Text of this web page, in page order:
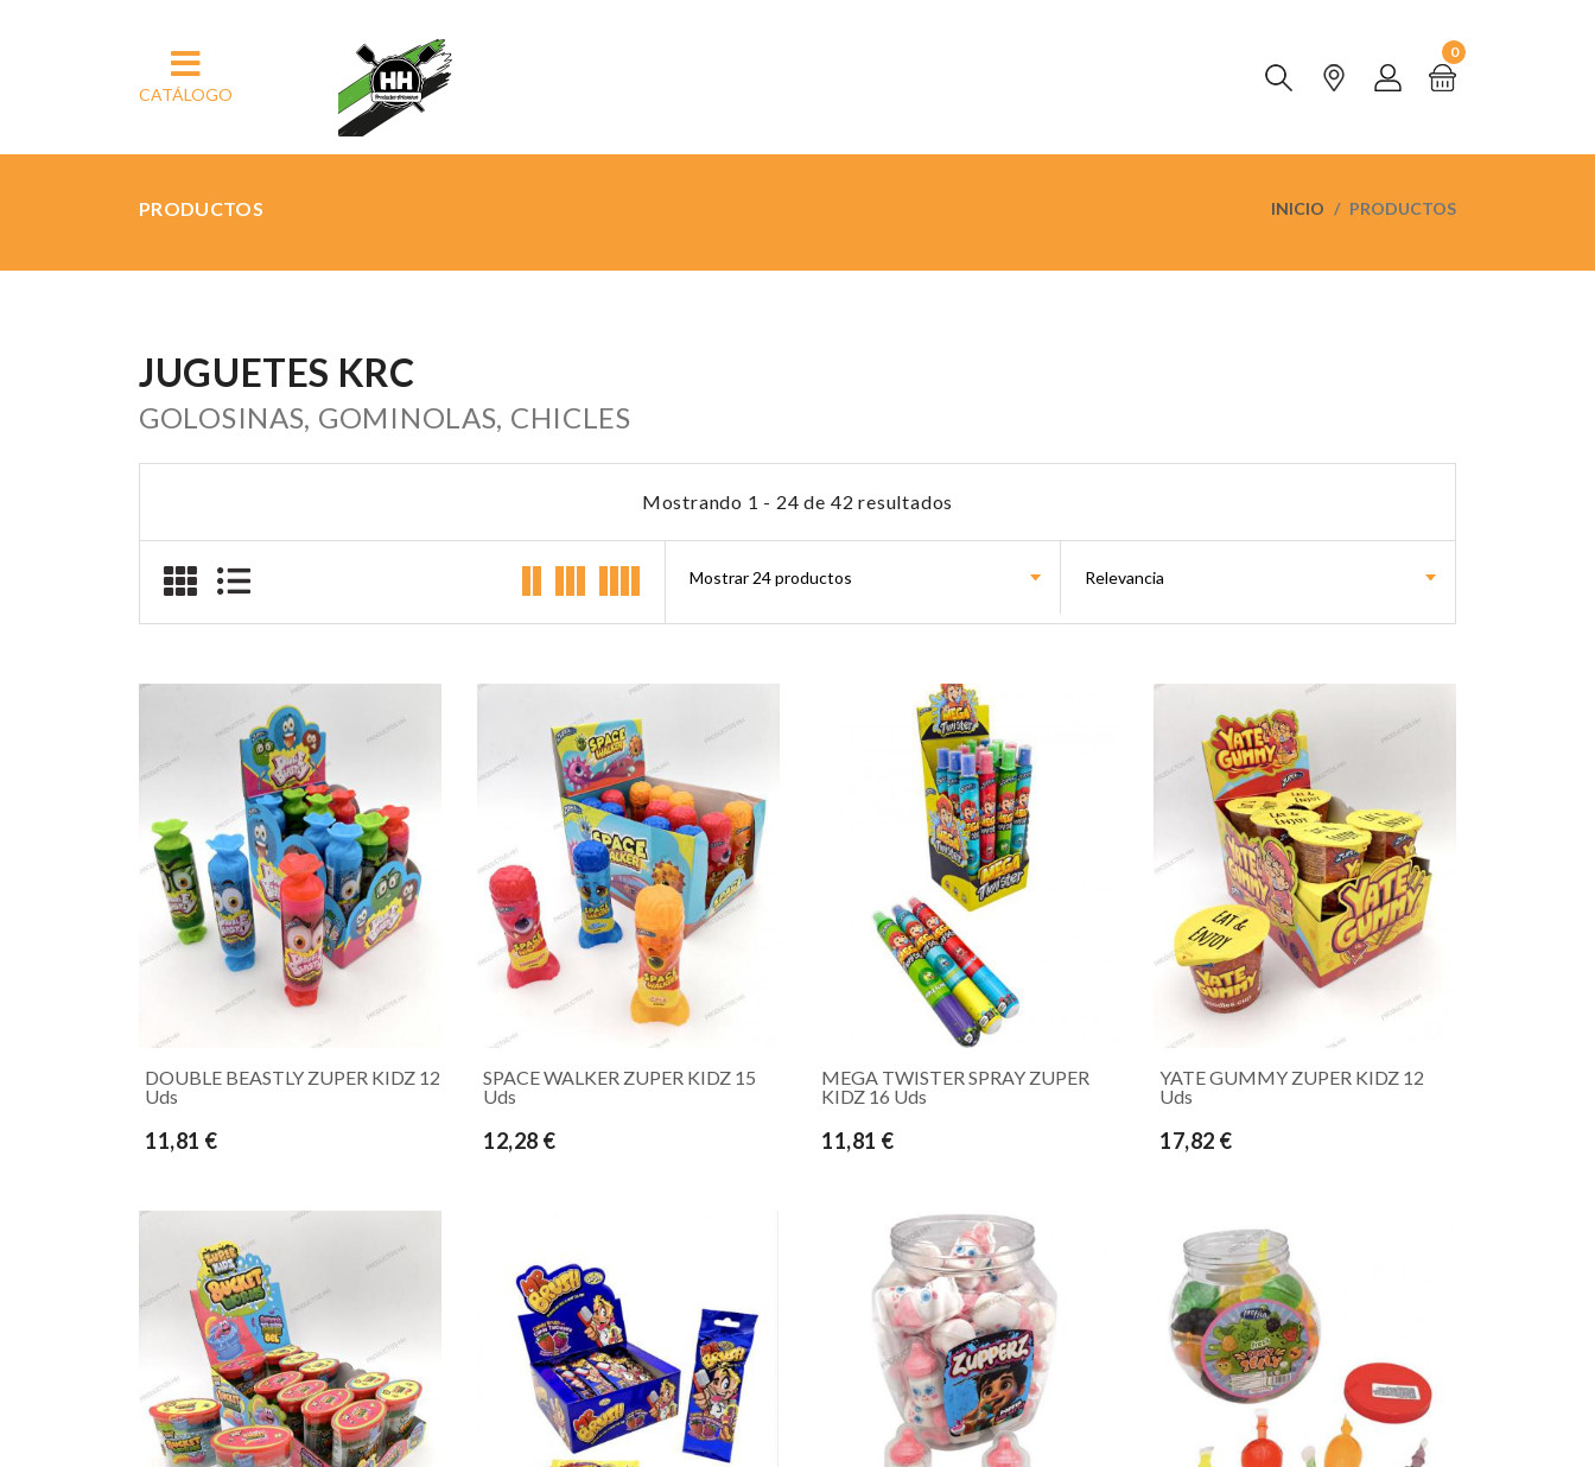
CATÁLOGO
0
PRODUCTOS INICIO PRODUCTOS
JUGUETES KRC
GOLOSINAS, GOMINOLAS, CHICLES
Mostrando 1 - 24 de 42 resultados
DOUBLE BEASTLY ZUPER KIDZ 12
Uds
11,81 €
SPACE WALKER ZUPER KIDZ 15
Uds
12,28 €
MEGA TWISTER SPRAY ZUPER
KIDZ 16 Uds
11,81 €
YATE GUMMY ZUPER KIDZ 12
Uds
17,82 €